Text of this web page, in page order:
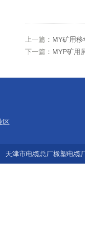
上一篇： MY矿用
下一篇： MYP矿用
区
天津市电缆总厂橡塑电